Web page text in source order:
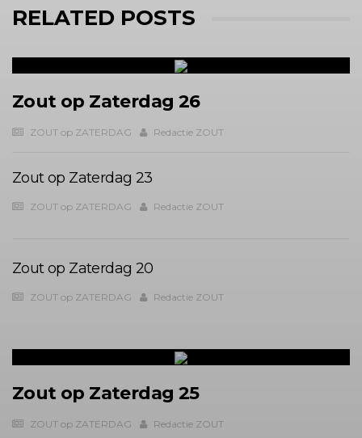
RELATED POSTS
Zout op Zaterdag 26
ZOUT op ZATERDAG Redactie ZOUT
Zout op Zaterdag 23
ZOUT op ZATERDAG Redactie ZOUT
Zout op Zaterdag 20
ZOUT op ZATERDAG Redactie ZOUT
Zout op Zaterdag 25
ZOUT op ZATERDAG Redactie ZOUT